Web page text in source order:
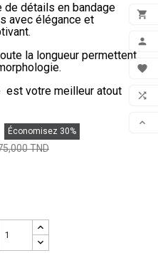





de détails en bandage
avec élégance et
la longueur permettent
est votre meilleur atout
Économisez 30%
TND